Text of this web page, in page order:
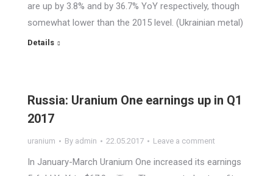
are up by 3.8% and by 36.7% YoY respectively, though
somewhat lower than the 2015 level. (Ukrainian metal)
Details
Russia: Uranium One earnings up in Q1
2017
uranium By admin 22.05.2017 Leave a comment
In January-March Uranium One increased its earnings